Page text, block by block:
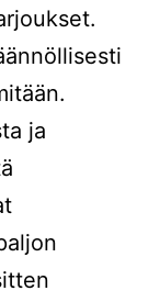
ja